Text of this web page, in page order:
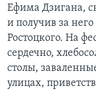
Ефима Дзигана,
и получив за
Ростоцкого. На
сердечно,
столы,
улицах,